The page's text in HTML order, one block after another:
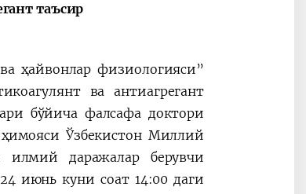
председательством
Мирзиёева
таъсир
ҳайвонлар физиологияси”
ва антиагрегант
бўйича фалсафа доктори
Ўзбекистон Миллий
илмий даражалар берувчи
июнь куни соат 14:00 даги